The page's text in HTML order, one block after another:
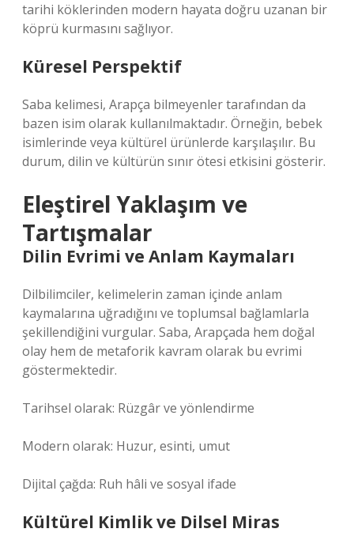
tarihi köklerinden modern hayata doğru uzanan bir
köprü kurmasını sağlıyor.
Küresel Perspektif
Saba kelimesi, Arapça bilmeyenler tarafından da
bazen isim olarak kullanılmaktadır. Örneğin, bebek
isimlerinde veya kültürel ürünlerde karşılaşılır. Bu
durum, dilin ve kültürün sınır ötesi etkisini gösterir.
Eleştirel Yaklaşım ve
Tartışmalar
Dilin Evrimi ve Anlam Kaymaları
Dilbilimciler, kelimelerin zaman içinde anlam
kaymalarına uğradığını ve toplumsal bağlamlarla
şekillendiğini vurgular. Saba, Arapçada hem doğal
olay hem de metaforik kavram olarak bu evrimi
göstermektedir.
Tarihsel olarak: Rüzgâr ve yönlendirme
Modern olarak: Huzur, esinti, umut
Dijital çağda: Ruh hâli ve sosyal ifade
Kültürel Kimlik ve Dilsel Miras